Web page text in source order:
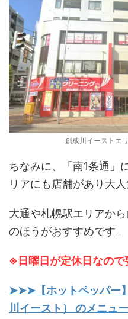
創成川イーストエ
ちなみに、「南1条通」
リアにも店舗があり大人
大通や札幌駅エリアか
のほうがおすすめです。
※日曜日が定休日なので
➤➤➤【ホットペッパー
川イースト） のメニュ